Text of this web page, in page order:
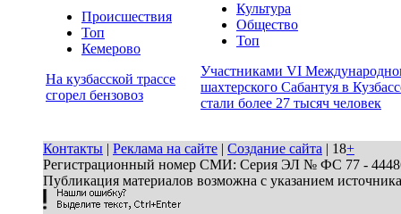
Происшествия
Топ
Кемерово
На кузбасской трассе
сгорел бензовоз
Культура
Общество
Топ
Участниками VI
шахтерского Сабантуя в
стали более 27 тысяч человек
Контакты | Реклама на сайте | Создание сайта | 18+
Регистрационный номер СМИ: Серия ЭЛ № ФС 77 - 44486
Публикация материалов возможна с указанием